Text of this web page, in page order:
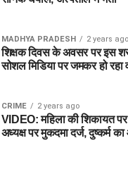
MADHYA PRADESH 2 years ago
शिक्षक दिवस के अवसर पर इस
सोशल मिडिया पर जमकर हो रहा
CRIME 2 years ago
VIDEO: महिला की शिकायत
अध्यक्ष पर मुकदमा दर्ज, दुष्कर्म